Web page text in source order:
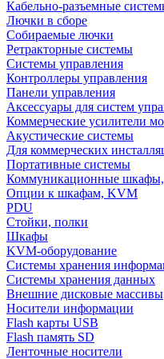
Кабельно-разъемные
Лючки в сборе
Собираемые лючки
Ретракторные системы
Системы управления
Контроллеры управления
Панели управления
Аксессуары для систем
Коммерческие усилители
Акустические системы
Для коммерческих
Портативные системы
Коммуникационные
Опции к шкафам, KVM
PDU
Стойки, полки
Шкафы
KVM-оборудование
Системы хранения
Системы хранения данных
Внешние дисковые массивы
Носители информации
Flash карты USB
Flash память SD
Ленточные носители